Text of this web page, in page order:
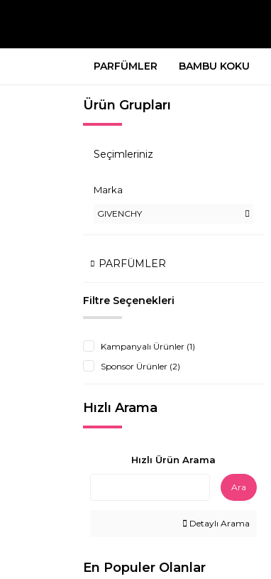
PARFÜMLER BAMBU KOKU
Ürün Grupları
Seçimleriniz
Marka
GIVENCHY
PARFÜMLER
Filtre Seçenekleri
Kampanyalı Ürünler (1)
Sponsor Ürünler (2)
Hızlı Arama
Hızlı Ürün Arama
Ara
Detaylı Arama
En Populer Olanlar